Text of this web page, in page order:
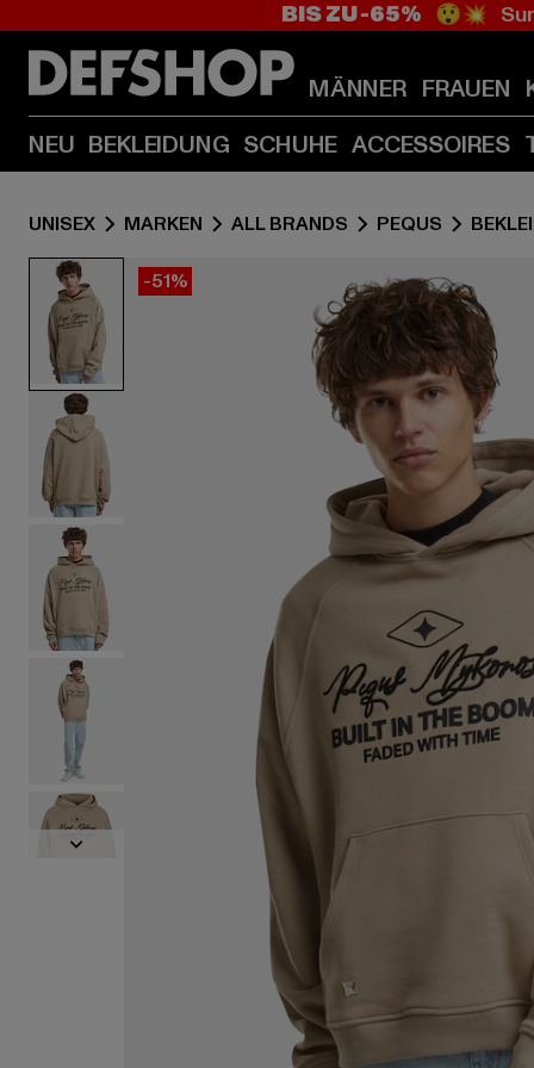
BIS ZU -65% 😲💥
MÄNNER FRAUEN
NEU BEKLEIDUNG SCHUHE ACCESSOIRES
UNISEX MARKEN ALL BRANDS PEQUS
-51%